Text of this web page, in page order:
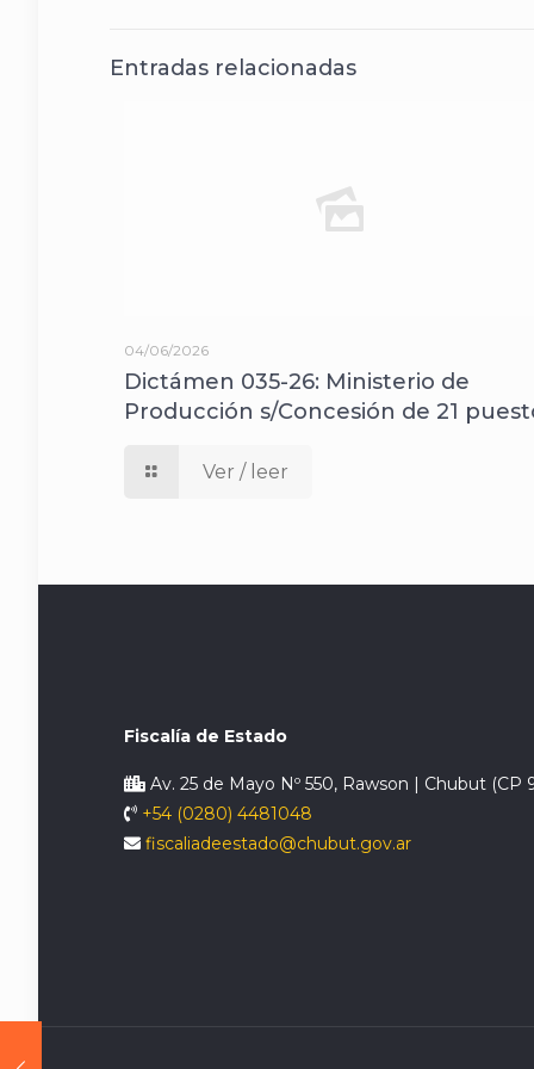
Entradas relacionadas
04/06/2026
Dictámen 035-26: Ministerio de
Producción s/Concesión de 21
Ver / leer
Fiscalía de Estado
Av. 25 de Mayo Nº 550, Rawson | Chubut (CP
+54 (0280) 4481048
fiscaliadeestado@chubut.gov.ar